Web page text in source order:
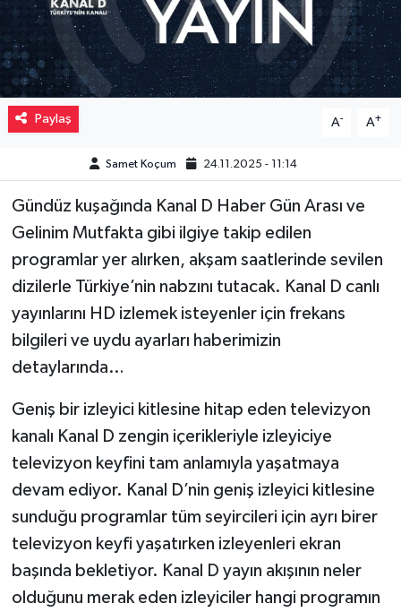
Paylaş A- A+
Samet Koçum 24.11.2025 - 11:14
Gündüz kuşağında Kanal D Haber Gün Arası ve
Gelinim Mutfakta gibi ilgiye takip edilen
programlar yer alırken, akşam saatlerinde sevilen
dizilerle Türkiye’nin nabzını tutacak. Kanal D canlı
yayınlarını HD izlemek isteyenler için frekans
bilgileri ve uydu ayarları haberimizin
detaylarında…
Geniş bir izleyici kitlesine hitap eden televizyon
kanalı Kanal D zengin içerikleriyle izleyiciye
televizyon keyfini tam anlamıyla yaşatmaya
devam ediyor. Kanal D’nin geniş izleyici kitlesine
sunduğu programlar tüm seyircileri için ayrı birer
televizyon keyfi yaşatırken izleyenleri ekran
başında bekletiyor. Kanal D yayın akışının neler
olduğunu merak eden izleyiciler hangi programın
Sinemalar
Siyaset
Spor
Teknoloji
Türkiye
Video Haber
Yaşam
Yeme-İçme